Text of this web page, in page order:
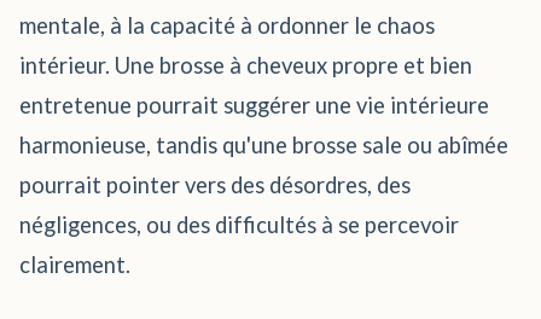
mentale, à la capacité à ordonner le chaos
intérieur. Une brosse à cheveux propre et bien
entretenue pourrait suggérer une vie intérieure
harmonieuse, tandis qu'une brosse sale ou abîmée
pourrait pointer vers des désordres, des
négligences, ou des difficultés à se percevoir
clairement.